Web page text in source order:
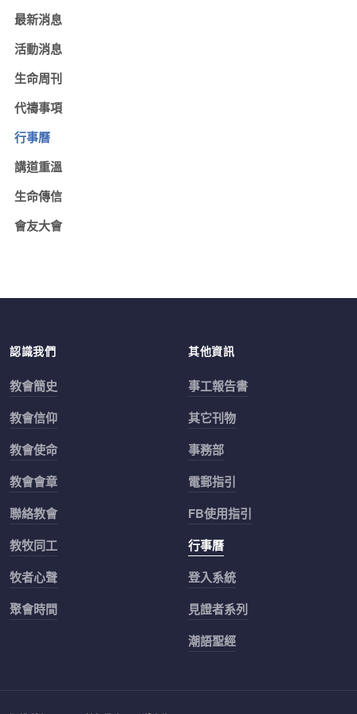
最新消息
活動消息
生命周刊
代禱事項
行事曆
講道重溫
生命傳信
會友大會
認識我們
教會簡史
教會信仰
教會使命
教會會章
聯絡教會
教牧同工
牧者心聲
聚會時間
其他資訊
事工報告書
其它刊物
事務部
電郵指引
FB使用指引
行事曆
登入系統
見證者系列
潮語聖經